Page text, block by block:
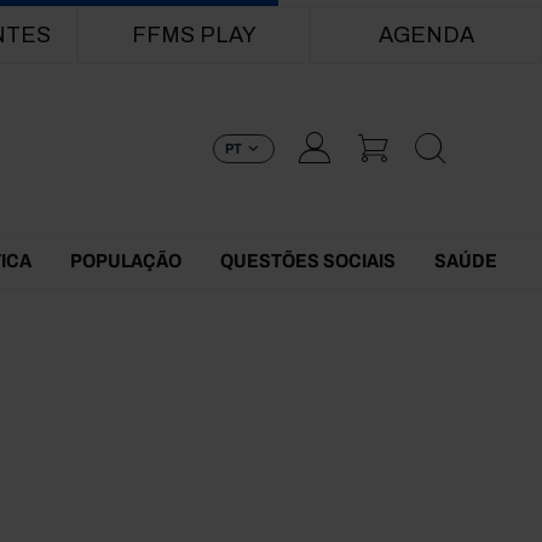
FFMS PLAY AGENDA
PT
POPULAÇÃO QUESTÕES SOCIAIS SAÚDE